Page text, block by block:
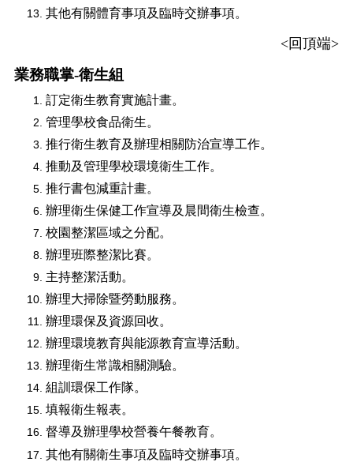
其他有關體育事項及臨時交辦事項。
<回頂端>
業務職掌-衛生組
訂定衛生教育實施計畫。
管理學校食品衛生。
推行衛生教育及辦理相關防治宣導工作。
推動及管理學校環境衛生工作。
推行書包減重計畫。
辦理衛生保健工作宣導及晨間衛生檢查。
校園整潔區域之分配。
辦理班際整潔比賽。
主持整潔活動。
辦理大掃除暨勞動服務。
辦理環保及資源回收。
辦理環境教育與能源教育宣導活動。
辦理衛生常識相關測驗。
組訓環保工作隊。
填報衛生報表。
督導及辦理學校營養午餐教育。
其他有關衛生事項及臨時交辦事項。